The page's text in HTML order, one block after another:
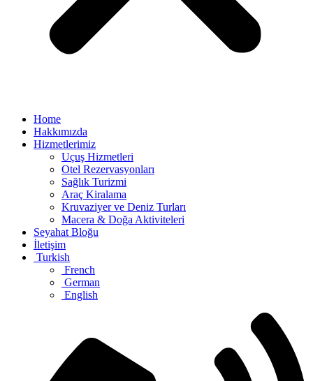
Home
Hakkımızda
Hizmetlerimiz
Uçuş Hizmetleri
Otel Rezervasyonları
Sağlık Turizmi
Araç Kiralama
Kruvaziyer ve Deniz Turları
Macera & Doğa Aktiviteleri
Seyahat Bloğu
İletişim
Turkish
French
German
English